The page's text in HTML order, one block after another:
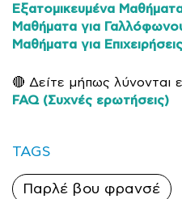
Εξατομικευμένα
Μαθήματα για
Μαθήματα για Επιχειρήσεις
🔴 Δείτε μήπως λύνονται
FAQ (Συχνές ερωτήσεις)
TAGS
Παρλέ βου φρανσέ